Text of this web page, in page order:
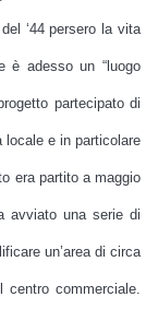
‘44 persero la vita
è adesso un “luogo
partecipato di
locale e in particolare
era partito a maggio
avviato una serie di
un’area di circa
commerciale.